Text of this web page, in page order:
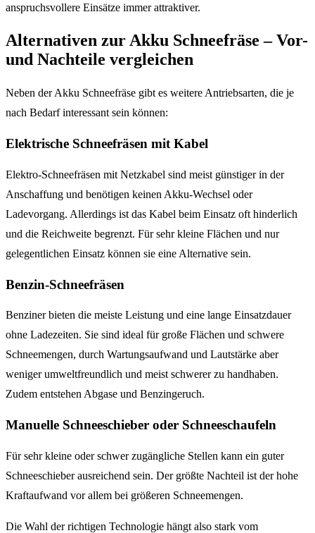
anspruchsvollere Einsätze immer attraktiver.
Alternativen zur Akku Schneefräse – Vor-
und Nachteile vergleichen
Neben der Akku Schneefräse gibt es weitere Antriebsarten, die je
nach Bedarf interessant sein können:
Elektrische Schneefräsen mit Kabel
Elektro-Schneefräsen mit Netzkabel sind meist günstiger in der
Anschaffung und benötigen keinen Akku-Wechsel oder
Ladevorgang. Allerdings ist das Kabel beim Einsatz oft hinderlich
und die Reichweite begrenzt. Für sehr kleine Flächen und nur
gelegentlichen Einsatz können sie eine Alternative sein.
Benzin-Schneefräsen
Benziner bieten die meiste Leistung und eine lange Einsatzdauer
ohne Ladezeiten. Sie sind ideal für große Flächen und schwere
Schneemengen, durch Wartungsaufwand und Lautstärke aber
weniger umweltfreundlich und meist schwerer zu handhaben.
Zudem entstehen Abgase und Benzingeruch.
Manuelle Schneeschieber oder Schneeschaufeln
Für sehr kleine oder schwer zugängliche Stellen kann ein guter
Schneeschieber ausreichend sein. Der größte Nachteil ist der hohe
Kraftaufwand vor allem bei größeren Schneemengen.
Die Wahl der richtigen Technologie hängt also stark vom